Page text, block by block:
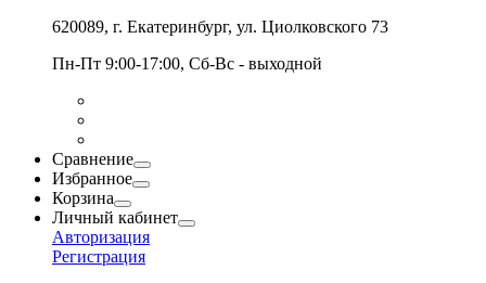
620089, г. Екатеринбург, ул. Циолковского 73
Пн-Пт 9:00-17:00, Сб-Вс - выходной
Сравнение
Избранное
Корзина
Личный кабинет
Авторизация
Регистрация